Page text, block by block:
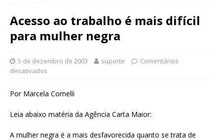
Acesso ao trabalho é mais difícil
para mulher negra
5 de dezembro de 2003 suporte
Comentários
desativados
Por Marcela Cornelli
Leia abaixo matéria da Agência Carta Maior:
A mulher negra é a mais desfavorecida quanto se trata de